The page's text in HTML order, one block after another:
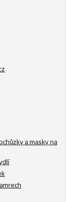
a masky na